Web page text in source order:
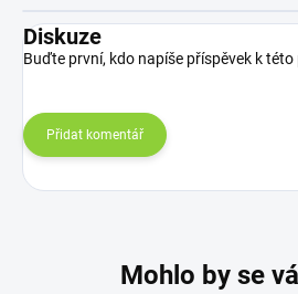
Diskuze
Buďte první, kdo napíše příspěvek k této
Přidat komentář
Mohlo by se